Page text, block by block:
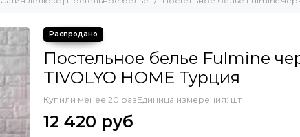
Постельное белье Fulmine
TIVOLYO HOME Турция
Купили менее 20 разЕдиница измерения: шт
12 420 руб